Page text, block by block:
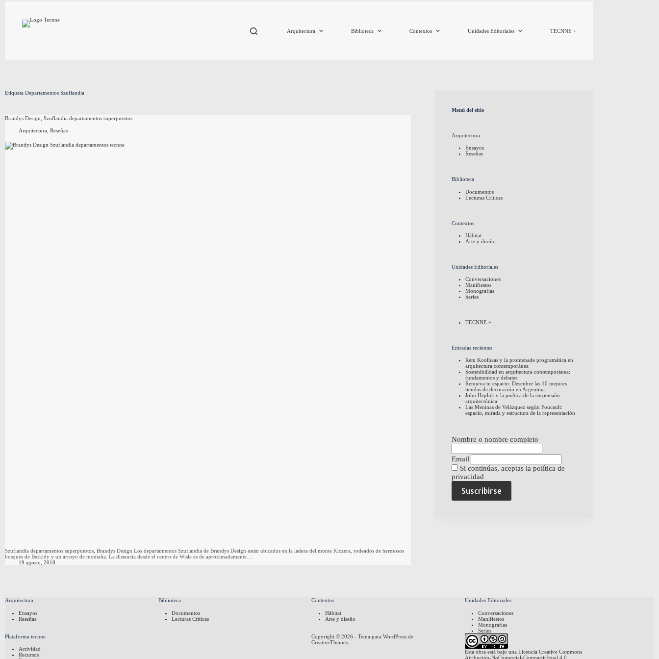
Arquitectura Biblioteca Contextos Unidades Editoriales TECNNE +
Etiqueta Departamentos Szuflandia
Brandys Design, Szuflandia departamentos superpuestos
Arquitectura, Reseñas
Szuflandia departamentos superpuestos, Brandys Design Los departamentos Szuflandia de Brandys Design están ubicados en la ladera del monte Kiczera, rodeados de hermosos
bosques de Beskidy y un arroyo de montaña. La distancia desde el centro de Wisła es de aproximadamente…
19 agosto, 2018
Menú del sitio
Arquitectura
Ensayos
Reseñas
Biblioteca
Documentos
Lecturas Críticas
Contextos
Hábitat
Arte y diseño
Unidades Editoriales
Conversaciones
Manifiestos
Monografías
Series
TECNNE +
Entradas recientes
Rem Koolhaas y la promenade programática en
arquitectura contemporánea
Sostenibilidad en arquitectura contemporánea:
fundamentos y debates
Renueva tu espacio: Descubre las 10 mejores
tiendas de decoración en Argentina
John Hejduk y la poética de la suspensión
arquitectónica
Las Meninas de Velázquez según Foucault:
espacio, mirada y estructura de la representación
Nombre o nombre completo
Email
Si continúas, aceptas la política de
privacidad
Arquitectura
Ensayos
Reseñas
Biblioteca
Documentos
Lecturas Críticas
Contextos
Hábitat
Arte y diseño
Unidades Editoriales
Conversaciones
Manifiestos
Monografías
Series
Plataforma tecnne
Actividad
Recursos
Copyright © 2026 - Tema para WordPress de
CreativeThemes
Esta obra está bajo una Licencia Creative Commons
Atribución-NoComercial-CompartirIgual 4.0